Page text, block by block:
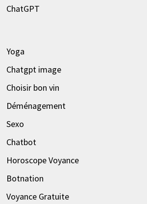
ChatGPT
Yoga
Chatgpt image
Choisir bon vin
Déménagement
Sexo
Chatbot
Horoscope Voyance
Botnation
Voyance Gratuite